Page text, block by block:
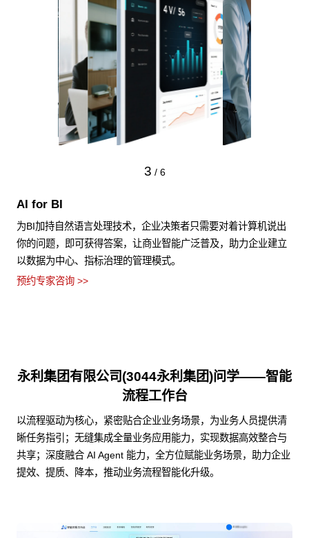
3 / 6
AI for BI
为BI加持自然语言处理技术，企业决策者只需要对着计算机说出
你的问题，即可获得答案，让商业智能广泛普及，助力企业建立
以数据为中心、指标治理的管理模式。
预约专家咨询 >>
永利集团有限公司(3044永利集团)问学——智能
流程工作台
以流程驱动为核心，紧密贴合企业业务场景，为业务人员提供清
晰任务指引；无缝集成全量业务应用能力，实现数据高效整合与
共享；深度融合 AI Agent 能力，全方位赋能业务场景，助力企业
提效、提质、降本，推动业务流程智能化升级。